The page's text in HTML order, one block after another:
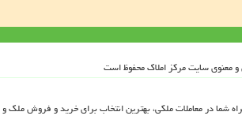
شما در معاملات ملکی، بهترین انتخاب برای خرید و فروش ملک